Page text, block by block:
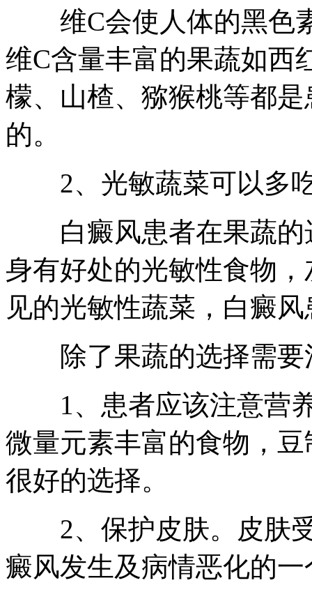
维C会使人体的黑色
维C含量丰富的果蔬如西
檬、山楂、猕猴桃等都
的。
2、光敏蔬菜可以多
白癜风患者在果蔬的
身有好处的光敏性食物
见的光敏性蔬菜，白癜
除了果蔬的选择需要
1、患者应该注意营养
微量元素丰富的食物，
很好的选择。
2、保护皮肤。皮肤受
癜风发生及病情恶化的